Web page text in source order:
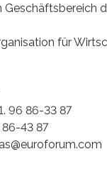
Geschäftsbereich
für
96 86-33 87
86-43 87